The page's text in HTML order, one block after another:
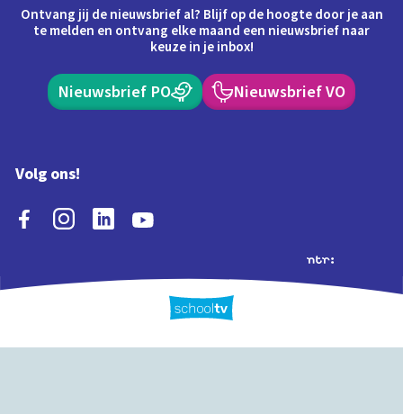
Ontvang jij de nieuwsbrief al? Blijf op de hoogte door je aan
te melden en ontvang elke maand een nieuwsbrief naar
keuze in je inbox!
Nieuwsbrief PO Nieuwsbrief VO
Volg ons!